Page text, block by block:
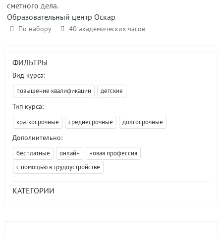
сметного дела.
Образовательный центр Оскар
По набору 40 академических часов
ФИЛЬТРЫ
Вид курса:
повышение квалификации детские
Тип курса:
краткосрочные среднесрочные долгосрочные
Дополнительно:
бесплатные онлайн
новая профессия
с помощью в трудоустройстве
КАТЕГОРИИ